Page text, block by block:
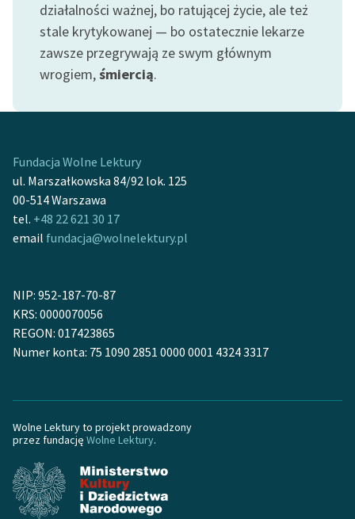
E-kolekcja lektur
szkolnych i literatury do
słuchania dla uczennic i
uczniów z
skandynawskiej literatury
feministycznej
Ręce pełne poezji
Kolekcje edukacyjne
lektur szkolnych oraz
Starego Testamentu
Odkurzamy bohaterów
Lektur
O nas
Kontakt
O projekcie
działalności ważnej, bo ratującej życie, ale też
stale krytykowanej — bo ostatecznie lekarze
zawsze przegrywają ze swym głównym
wrogiem,śmiercią.
Fundacja Wolne Lektury
ul. Marszałkowska 84/92 lok. 125
00-514 Warszawa
tel. +48 22 621 30 17
email fundacja@wolnelektury.pl
NIP: 952-187-70-87
KRS: 0000070056
REGON: 017423865
Numer konta: 75 1090 2851 0000 0001 4324 3317
Wolne Lektury to projekt prowadzony
przez fundację Wolne Lektury.